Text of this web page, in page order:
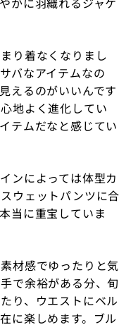
り着なくなりまし
バなアイテムなの
えるのがいいんです
地よく進化してい
テムだなと感じてい
ンによっては体型カ
ウェットパンツに合
当に重宝していま
材感でゆったりと気
で余裕がある分、旬
り、ウエストにベル
に楽しめます。ブル